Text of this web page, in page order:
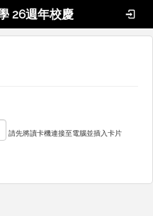
26週年校慶
請先將讀卡機連接至電腦並插入卡片